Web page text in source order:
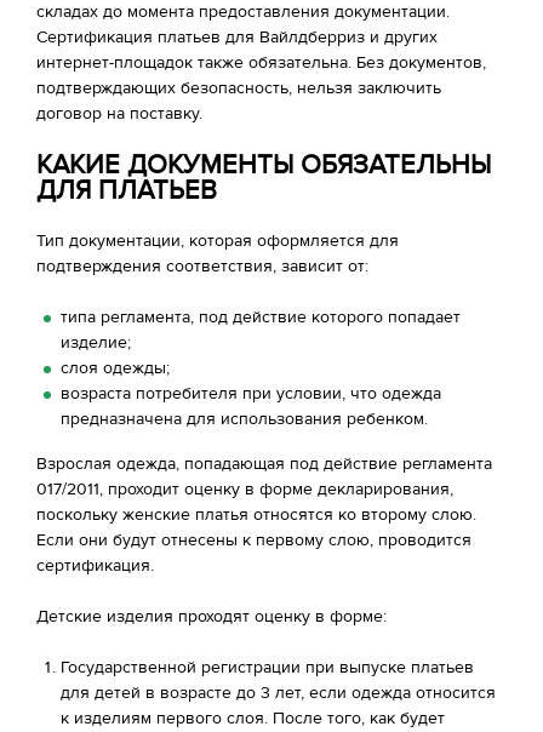
складах до момента предоставления документации.
Сертификация платьев для Вайлдберриз и других
интернет-площадок также обязательна. Без документов,
подтверждающих безопасность, нельзя заключить
договор на поставку.
КАКИЕ ДОКУМЕНТЫ ОБЯЗАТЕЛЬНЫ
ДЛЯ ПЛАТЬЕВ
Тип документации, которая оформляется для
подтверждения соответствия, зависит от:
типа регламента, под действие которого попадает
изделие;
слоя одежды;
возраста потребителя при условии, что одежда
предназначена для использования ребенком.
Взрослая одежда, попадающая под действие регламента
017/2011, проходит оценку в форме декларирования,
поскольку женские платья относятся ко второму слою.
Если они будут отнесены к первому слою, проводится
сертификация.
Детские изделия проходят оценку в форме:
Государственной регистрации при выпуске платьев
для детей в возрасте до 3 лет, если одежда относится
к изделиям первого слоя. После того, как будет